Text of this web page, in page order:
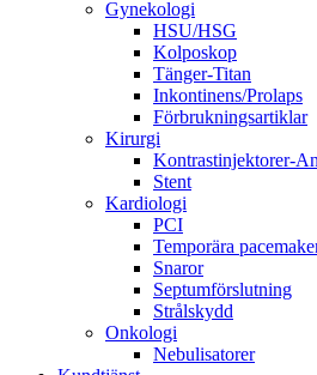
Gynekologi
HSU/HSG
Kolposkop
Tänger-Titan
Inkontinens/Prolaps
Förbrukningsartiklar
Kirurgi
Kontrastinjektorer-
Stent
Kardiologi
PCI
Temporära
Snaror
Septumförslutning
Strålskydd
Onkologi
Nebulisatorer